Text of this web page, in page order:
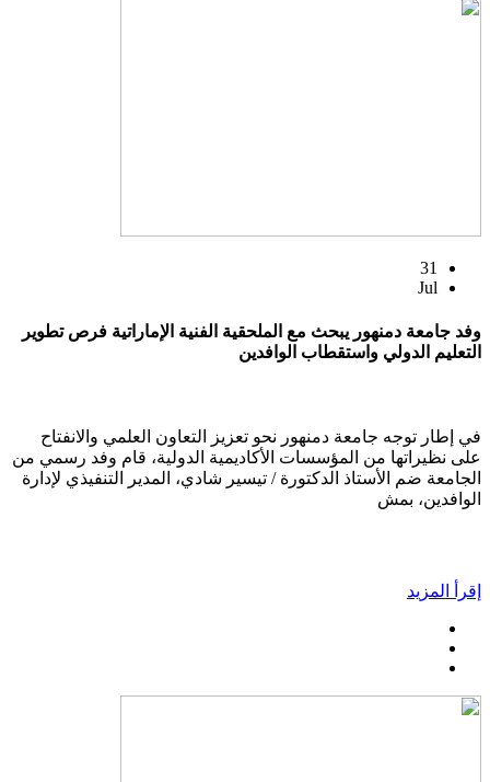
31
Jul
وفد جامعة دمنهور يبحث مع الملحقية الفنية الإماراتية فرص تطوير
التعليم الدولي واستقطاب الوافدين
في إطار توجه جامعة دمنهور نحو تعزيز التعاون العلمي والانفتاح
على نظيراتها من المؤسسات الأكاديمية الدولية، قام وفد رسمي من
الجامعة ضم الأستاذ الدكتورة / تيسير شادي، المدير التنفيذي لإدارة
الوافدين، بمش
إقرأ المزيد